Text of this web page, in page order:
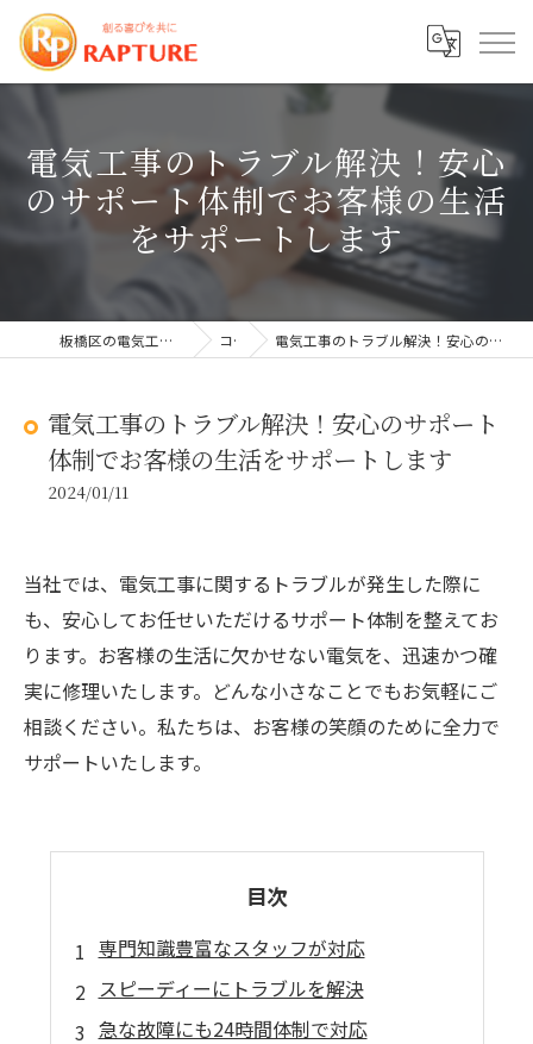
電気工事のトラブル解決！安心
のサポート体制でお客様の生活
をサポートします
板橋区の電気工事なら株式会社ラプチャー コラム 電気工事のトラブル解決！安心のサポート体制でお客様の生活をサポートします
電気工事のトラブル解決！安心のサポート
体制でお客様の生活をサポートします
2024/01/11
当社では、電気工事に関するトラブルが発生した際に
も、安心してお任せいただけるサポート体制を整えてお
ります。お客様の生活に欠かせない電気を、迅速かつ確
実に修理いたします。どんな小さなことでもお気軽にご
相談ください。私たちは、お客様の笑顔のために全力で
サポートいたします。
目次
専門知識豊富なスタッフが対応
スピーディーにトラブルを解決
急な故障にも24時間体制で対応